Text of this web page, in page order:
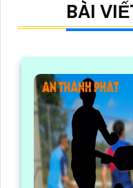
Thông Tin Thêm:
Camera Xem Qua Điện
Cửa Hàng Giá Rẻ
Vantech
BÀI